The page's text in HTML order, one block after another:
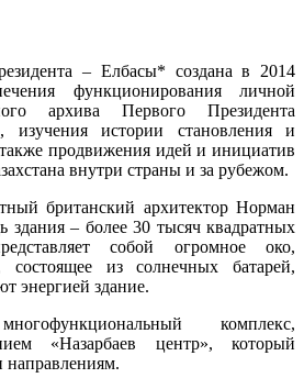
– Елбасы* создана в 2014
функционирования личной
архива Первого Президента
изучения истории становления и
также продвижения идей и инициатив
внутри страны и за рубежом.
британский архитектор Норман
– более 30 тысяч квадратных
собой огромное око,
состоящее из солнечных батарей,
энергией здание.
комплекс,
«Назарбаев центр», который
направлениям.